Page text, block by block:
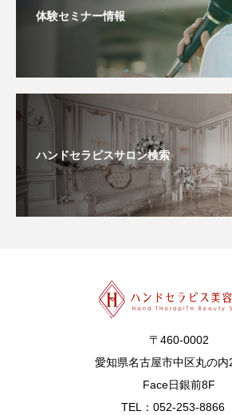
体験セミナー情報
ハンドセラピスサロン検索
〒460-0002
愛知県名古屋市中区丸の
Face日銀前8F
TEL：052-253-8866